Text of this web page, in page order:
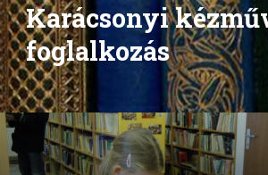
Karácsonyi
foglalkozás